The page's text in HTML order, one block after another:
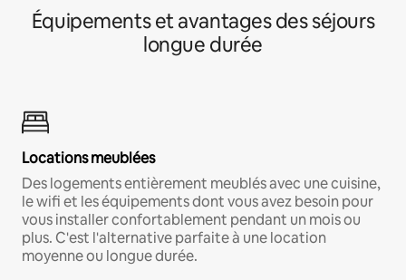
Équipements et avantages des séjours
longue durée
Locations meublées
Des logements entièrement meublés avec une cuisine,
le wifi et les équipements dont vous avez besoin pour
vous installer confortablement pendant un mois ou
plus. C'est l'alternative parfaite à une location
moyenne ou longue durée.